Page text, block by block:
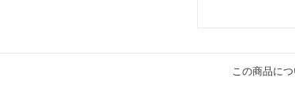
この商品に